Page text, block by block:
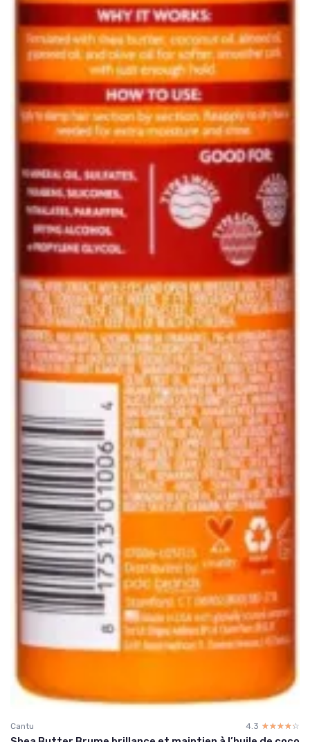
Cantu 4.3 ☆☆☆☆☆
★★★★★